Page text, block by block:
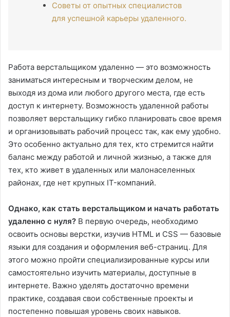
Советы от опытных специалистов
для успешной карьеры удаленного.
Работа верстальщиком удаленно — это возможность
заниматься интересным и творческим делом, не
выходя из дома или любого другого места, где есть
доступ к интернету. Возможность удаленной работы
позволяет верстальщику гибко планировать свое время
и организовывать рабочий процесс так, как ему удобно.
Это особенно актуально для тех, кто стремится найти
баланс между работой и личной жизнью, а также для
тех, кто живет в удаленных или малонаселенных
районах, где нет крупных IT-компаний.
Однако, как стать верстальщиком и начать работать
удаленно с нуля? В первую очередь, необходимо
освоить основы верстки, изучив HTML и CSS — базовые
языки для создания и оформления веб-страниц. Для
этого можно пройти специализированные курсы или
самостоятельно изучить материалы, доступные в
интернете. Важно уделять достаточно времени
практике, создавая свои собственные проекты и
постепенно повышая уровень своих навыков.